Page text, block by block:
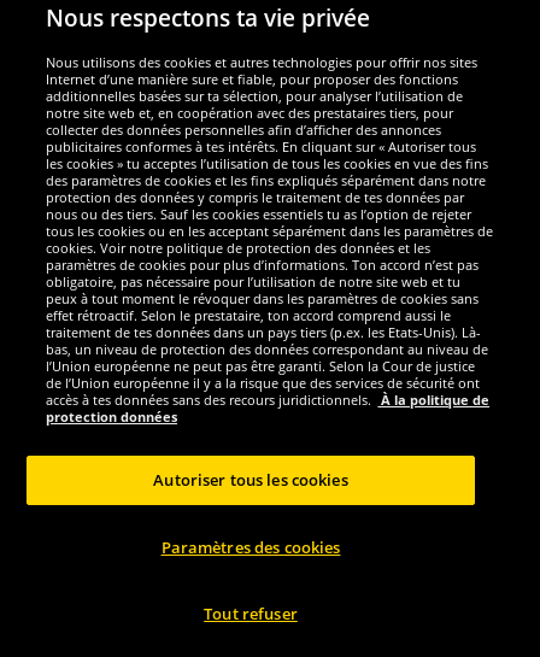
Inter Miami Lionel Messi #10 Ballon
1.32*
avant1 24,99 €
Économise :
23,67 €
Sélectionner la taille...
SPORTINATOR "Mobility" Mini
pédalier d'entraînement pour...
25.99*
Sélectionner la taille...
-93%
Zeus Kit Dedalo Ensemble de foot 2
Zeus Kit Hermes Ensemble de foot 2
Nous respectons ta vie privée
Nous utilisons des cookies et autres technologies pour offrir nos sites
Internet d’une manière sure et fiable, pour proposer des fonctions
additionnelles basées sur ta sélection, pour analyser l’utilisation de
notre site web et, en coopération avec des prestataires tiers, pour
collecter des données personnelles afin d’afficher des annonces
publicitaires conformes à tes intérêts. En cliquant sur « Autoriser tous
les cookies » tu acceptes l’utilisation de tous les cookies en vue des fins
des paramètres de cookies et les fins expliqués séparément dans notre
protection des données y compris le traitement de tes données par
nous ou des tiers. Sauf les cookies essentiels tu as l’option de rejeter
tous les cookies ou en les acceptant séparément dans les paramètres de
cookies. Voir notre politique de protection des données et les
paramètres de cookies pour plus d’informations. Ton accord n’est pas
obligatoire, pas nécessaire pour l’utilisation de notre site web et tu
peux à tout moment le révoquer dans les paramètres de cookies sans
effet rétroactif. Selon le prestataire, ton accord comprend aussi le
traitement de tes données dans un pays tiers (p.ex. les Etats-Unis). Là-
bas, un niveau de protection des données correspondant au niveau de
l’Union européenne ne peut pas être garanti. Selon la Cour de justice
de l’Union européenne il y a la risque que des services de sécurité ont
accès à tes données sans des recours juridictionnels. À la politique de
protection données
Paramètres des cookies
Tout refuser
Autoriser tous les cookies